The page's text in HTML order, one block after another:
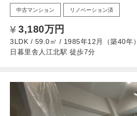
中古マンション リノベーション済
3,180万円
3LDK / 59.0㎡ / 1985年12月（築40年）
日暮里舎人江北駅 徒歩7分